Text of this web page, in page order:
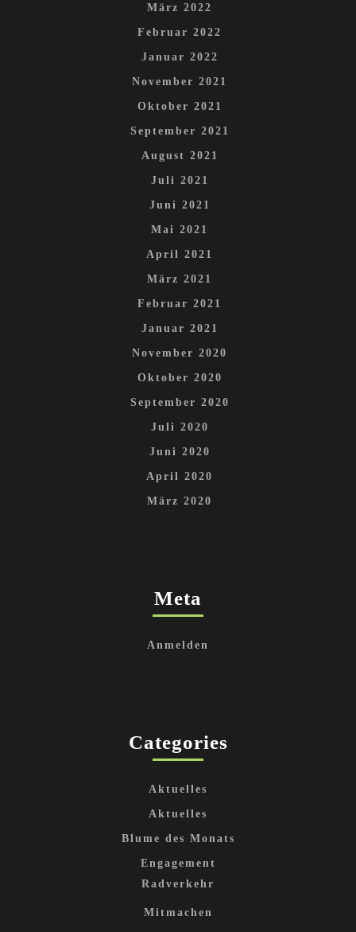
März 2022
Februar 2022
Januar 2022
November 2021
Oktober 2021
September 2021
August 2021
Juli 2021
Juni 2021
Mai 2021
April 2021
März 2021
Februar 2021
Januar 2021
November 2020
Oktober 2020
September 2020
Juli 2020
Juni 2020
April 2020
März 2020
Meta
Anmelden
Categories
Aktuelles
Aktuelles
Blume des Monats
Engagement
Radverkehr
Mitmachen